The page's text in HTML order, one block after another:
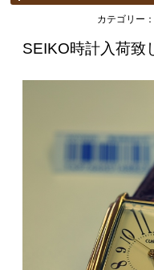
カテゴリー：
SEIKO時計入荷致